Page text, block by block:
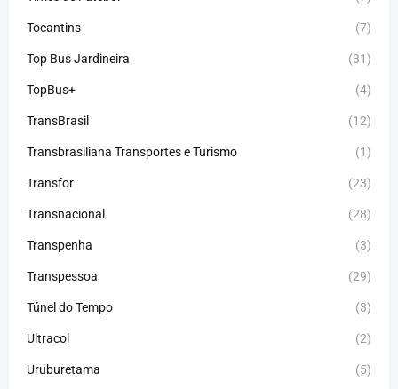
Tocantins (7)
Top Bus Jardineira (31)
TopBus+ (4)
TransBrasil (12)
Transbrasiliana Transportes e Turismo (1)
Transfor (23)
Transnacional (28)
Transpenha (3)
Transpessoa (29)
Túnel do Tempo (3)
Ultracol (2)
Uruburetama (5)